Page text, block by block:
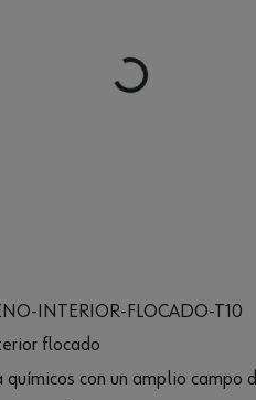
Loading...
INTERIOR-FLOCADO-T10
flocado
con un amplio campo